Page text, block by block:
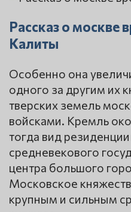
Рассказ о москве
Калиты
Особенно она
одного за другим их
тверских земель
войсками. Кремль
тогда вид
средневекового
центра большого
Московское
крупным и сильным